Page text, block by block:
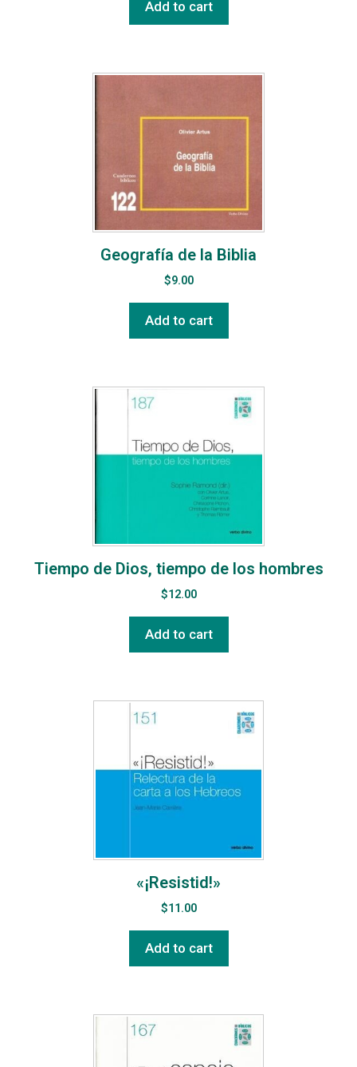
Add to cart
Geografía de la Biblia
$9.00
Add to cart
Tiempo de Dios, tiempo de los hombres
$12.00
Add to cart
«¡Resistid!»
$11.00
Add to cart